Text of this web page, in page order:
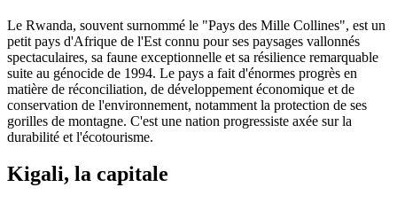
Le Rwanda, souvent surnommé le "Pays des Mille Collines", est un
petit pays d'Afrique de l'Est connu pour ses paysages vallonnés
spectaculaires, sa faune exceptionnelle et sa résilience remarquable
suite au génocide de 1994. Le pays a fait d'énormes progrès en
matière de réconciliation, de développement économique et de
conservation de l'environnement, notamment la protection de ses
gorilles de montagne. C'est une nation progressiste axée sur la
durabilité et l'écotourisme.
Kigali, la capitale